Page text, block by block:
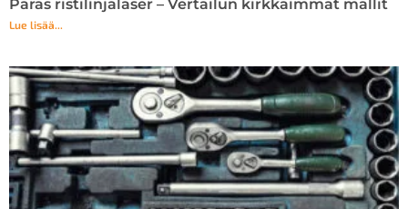
Paras ristilinjalaser – Vertailun kirkkaimmat mallit
Lue lisää...